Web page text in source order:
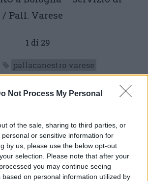
Not Process My Personal
of the sale, sharing to third parties, or
or sensitive information for
by us, please use the below opt-out
selection. Please note that after your
you may continue seeing
based on personal information utilized by
Pall. Varese
1 di 29
pallacanestro varese
sul traguardo: Varese KO, ai playoff
è un funerale: sono orgoglioso di tutti”
ballo da Eurolega. Renfro